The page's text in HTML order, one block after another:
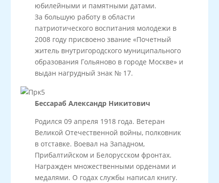
юбилейными и памятными датами.
За большую работу в области
патриотического воспитания молодежи в
2008 году присвоено звание «Почетный
житель внутригородского муниципального
образования Гольяново в городе Москве» и
выдан нагрудный знак № 17.
Бессараб Александр Никитович
Родился 09 апреля 1918 года. Ветеран
Великой Отечественной войны, полковник
в отставке. Воевал на Западном,
Прибалтийском и Белорусском фронтах.
Награжден множественными орденами и
медалями. О годах службы написал книгу.